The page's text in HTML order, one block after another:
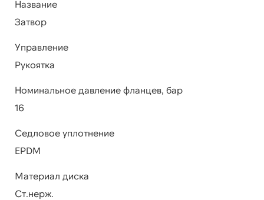
Название
Затвор
Управление
Рукоятка
Номинальное давление фланцев, бар
16
Седловое уплотнение
EPDM
Материал диска
Ст.нерж.